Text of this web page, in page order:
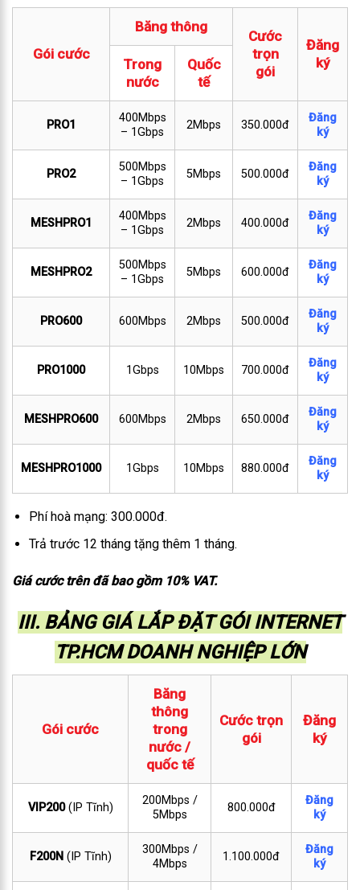
Gói cước
Băng thông
Cước
trọn
gói
Đăng
ký
Trong
nước
Quốc
tế
PRO1
400Mbps
– 1Gbps
2Mbps 350.000đ
Đăng
ký
PRO2
500Mbps
– 1Gbps
5Mbps 500.000đ
Đăng
ký
MESHPRO1
400Mbps
– 1Gbps
2Mbps 400.000đ
Đăng
ký
MESHPRO2
500Mbps
– 1Gbps
5Mbps 600.000đ
Đăng
ký
PRO600 600Mbps 2Mbps 500.000đ
Đăng
ký
PRO1000 1Gbps 10Mbps 700.000đ
Đăng
ký
MESHPRO600 600Mbps 2Mbps 650.000đ
Đăng
ký
MESHPRO1000 1Gbps 10Mbps 880.000đ
Đăng
ký
Phí hoà mạng: 300.000đ.
Trả trước 12 tháng tặng thêm 1 tháng.
Giá cước trên đã bao gồm 10% VAT.
III. BẢNG GIÁ LẮP ĐẶT GÓI INTERNET
TP.HCM DOANH NGHIỆP LỚN
Gói cước
Băng
thông
trong
nước /
quốc tế
Cước trọn
gói
Đăng
ký
VIP200(IP Tĩnh)
200Mbps /
5Mbps
800.000đ
Đăng
ký
F200N (IP Tĩnh)
300Mbps /
4Mbps
1.100.000đ
Đăng
ký